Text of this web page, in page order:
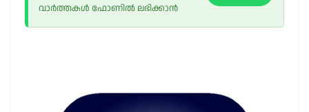
വാർത്തകൾ ഫോണിൽ ലഭിക്കാൻ